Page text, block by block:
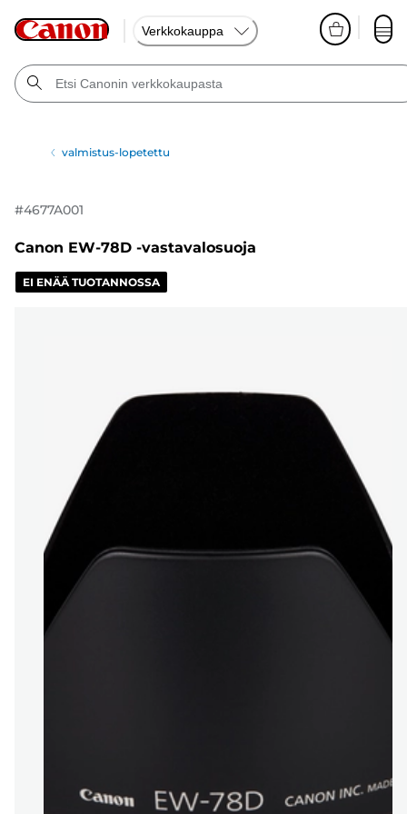
Verkkokauppa
valmistus-lopetettu
#4677A001
Canon EW-78D -vastavalosuoja
EI ENÄÄ TUOTANNOSSA